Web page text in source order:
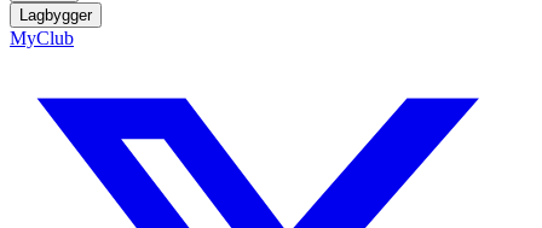
Lagbygger
MyClub